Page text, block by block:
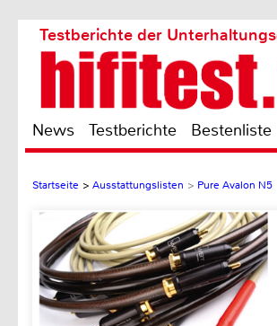
Testberichte der
News Testberichte Bestenliste
Startseite > Ausstattungslisten > Pure Avalon N5